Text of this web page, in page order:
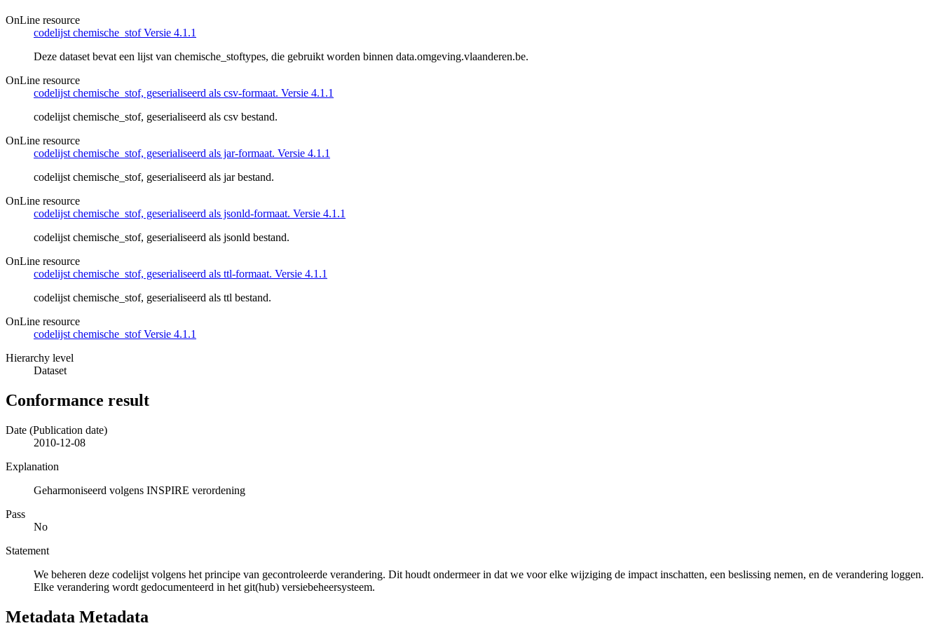
OnLine resource
codelijst chemische_stof Versie 4.1.1
Deze dataset bevat een lijst van chemische_stoftypes, die gebruikt worden binnen data.omgeving.vlaanderen.be.
OnLine resource
codelijst chemische_stof, geserialiseerd als csv-formaat. Versie 4.1.1
codelijst chemische_stof, geserialiseerd als csv bestand.
OnLine resource
codelijst chemische_stof, geserialiseerd als jar-formaat. Versie 4.1.1
codelijst chemische_stof, geserialiseerd als jar bestand.
OnLine resource
codelijst chemische_stof, geserialiseerd als jsonld-formaat. Versie 4.1.1
codelijst chemische_stof, geserialiseerd als jsonld bestand.
OnLine resource
codelijst chemische_stof, geserialiseerd als ttl-formaat. Versie 4.1.1
codelijst chemische_stof, geserialiseerd als ttl bestand.
OnLine resource
codelijst chemische_stof Versie 4.1.1
Hierarchy level
Dataset
Conformance result
Date (Publication date)
2010-12-08
Explanation
Geharmoniseerd volgens INSPIRE verordening
Pass
No
Statement
We beheren deze codelijst volgens het principe van gecontroleerde verandering. Dit houdt ondermeer in dat we voor elke wijziging de impact inschatten, een beslissing nemen, en de verandering loggen.
Elke verandering wordt gedocumenteerd in het git(hub) versiebeheersysteem.
Metadata Metadata